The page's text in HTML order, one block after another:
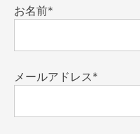
お名前*
メールアドレス*